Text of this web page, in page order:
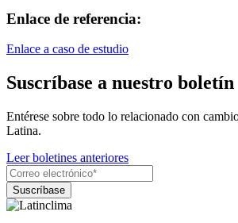
Enlace de referencia:
Enlace a caso de estudio
Suscríbase a nuestro boletín
Entérese sobre todo lo relacionado con
Latina.
Leer boletines anteriores